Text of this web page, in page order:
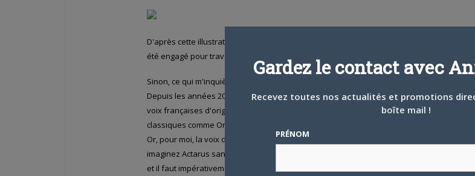
D'après cette illustration, ce serait vraisemblablement le character designer des OAVs qui
été engagé pour travailler sur la série TV.
Sinon, ce qui m'inquiète un peu, c'est le futur doublage français…
Depuis les années 2000, Kaze, à l'exception du film de Nadia, n'a jamais cherché à
voix françaises d'origine de héros et d'héroïnes cultes pour les films et les OAVs tirées de
classiques comme Orange Road, Harlock/Albator…
Or, pour moi, la voix de Jean-Claude Montalban est totalement indissociable de notre
imaginez Actarus sans la voix de Daniel Gall? l'horreur!). Montalban a été exceptionnel sur
et il faut impérativement qu'il soit repris!
Gardez le contact avec
Recevez toutes nos actualités et promotions
boîte mail !
PRÉNOM